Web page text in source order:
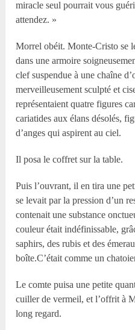
miracle seul pourrait vous
attendez. »
Morrel obéit. Monte-Cristo se
dans une armoire
clef suspendue à une chaîne
merveilleusement sculpté et
représentaient quatre figures
cariatides aux élans désolés,
d’anges qui aspirent au ciel.
Il posa le coffret sur la table.
Puis l’ouvrant, il en tira une
se levait par la pression d’un
contenait une substance
couleur était indéfinissable,
saphirs, des rubis et des
boîte.C’était comme un
Le comte puisa une petite
cuiller de vermeil, et l’offrit à
long regard.